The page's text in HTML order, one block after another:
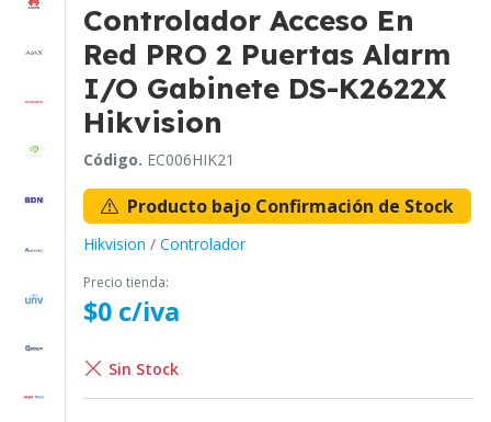
Controlador Acceso En
Red PRO 2 Puertas Alarm
I/O Gabinete DS-K2622X
Hikvision
Código. EC006HIK21
Producto bajo Confirmación de Stock
Hikvision / Controlador
Precio tienda:
$0 c/iva
Sin Stock